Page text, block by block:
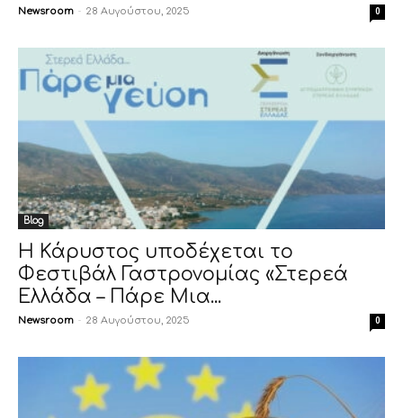
Newsroom - 28 Αυγούστου, 2025 0
Blog
Η Κάρυστος υποδέχεται το
Φεστιβάλ Γαστρονομίας «Στερεά
Ελλάδα – Πάρε Μια...
Newsroom - 28 Αυγούστου, 2025 0